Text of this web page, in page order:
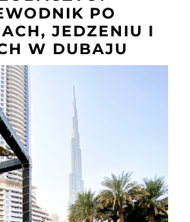
PO
JEDZENIU I
W DUBAJU